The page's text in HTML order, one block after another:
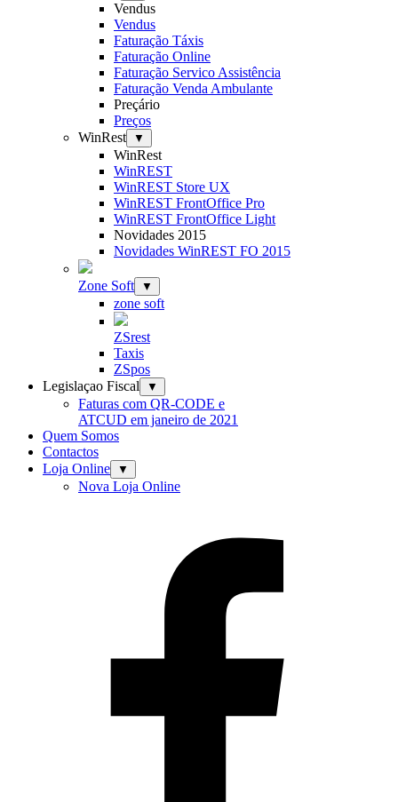
Vendus
Vendus
Faturação Táxis
Faturação Online
Faturação Servico Assistência
Faturação Venda Ambulante
Preçário
Preços
WinRest
▼
WinRest
WinREST
WinREST Store UX
WinREST FrontOffice Pro
WinREST FrontOffice Light
Novidades 2015
Novidades WinREST FO 2015
Zone Soft ▼
zone soft
ZSrest
Taxis
ZSpos
Legislaçao Fiscal
▼
Faturas com QR-CODE e
ATCUD em janeiro de 2021
Quem Somos
Contactos
Loja Online
▼
Nova Loja Online